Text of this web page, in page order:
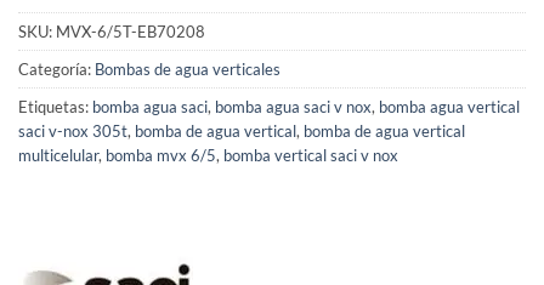
SKU: MVX-6/5T-EB70208
Categoría: Bombas de agua verticales
Etiquetas: bomba agua saci, bomba agua saci v nox, bomba agua vertical
saci v-nox 305t, bomba de agua vertical, bomba de agua vertical
multicelular, bomba mvx 6/5, bomba vertical saci v nox